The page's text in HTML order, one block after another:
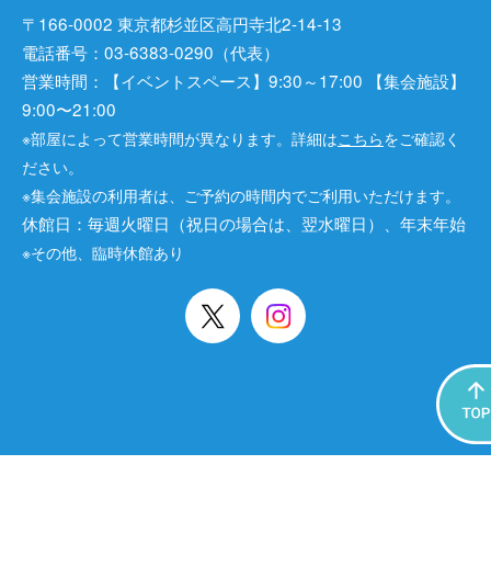
〒166-0002 東京都杉並区⾼円寺北2-14-13
電話番号：03-6383-0290（代表）
営業時間：【イベントスペース】9:30～17:00 【集会施設】
9:00〜21:00
※部屋によって営業時間が異なります。詳細はこちらをご確認く
ださい。
※集会施設の利用者は、ご予約の時間内でご利用いただけます。
休館日：毎週火曜日（祝日の場合は、翌水曜日）、年末年始
※その他、臨時休館あり